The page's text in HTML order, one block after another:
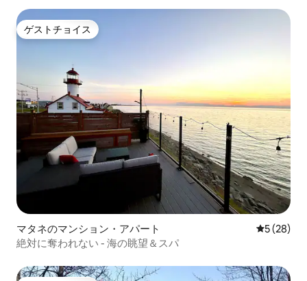
ゲストチョイス
ゲストチョイス
マタネのマンション・アパート レビュー
5 (28)
絶対に奪われない - 海の眺望＆スパ